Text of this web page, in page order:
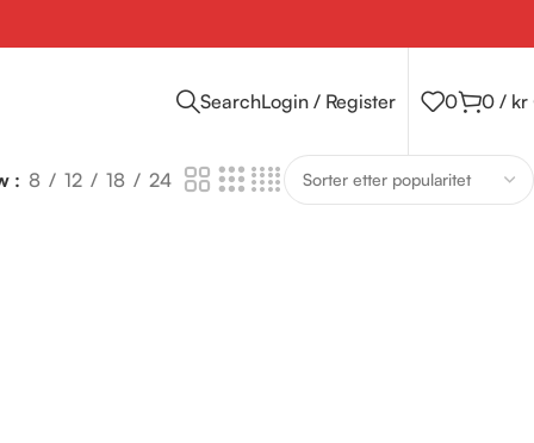
SearchLogin / Register 0 0 / kr
8 12 18 24